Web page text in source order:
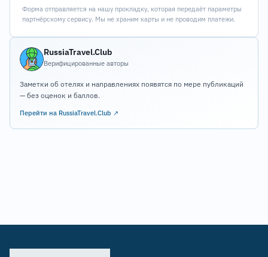
Форма отправляется на нашу прокладку, которая передаёт параметры
партнёрскому сервису. Мы не храним карты и не проводим платежи.
RussiaTravel.Club
Верифицированные авторы
Заметки об отелях и направлениях появятся по мере публикаций
— без оценок и баллов.
Перейти на RussiaTravel.Club ↗